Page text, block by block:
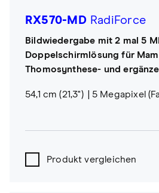
RX570-MD RadiForce
Bildwiedergabe mit 2 mal 5
Doppelschirmlösung für
Thomosynthese- und
54,1 cm (21,3") 5 Megapixel
Produkt vergleichen